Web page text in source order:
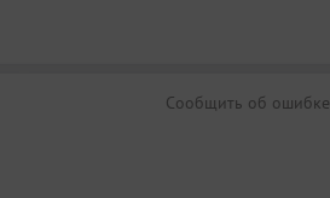
Сообщить об ошибке